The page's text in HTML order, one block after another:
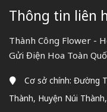
Thông tin liên
Thành Công Flower -
Gửi Điện Hoa Toàn
Cơ sở chính: Đường
Thành, Huyện Núi